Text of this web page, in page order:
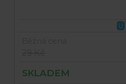
U
SKLADEM